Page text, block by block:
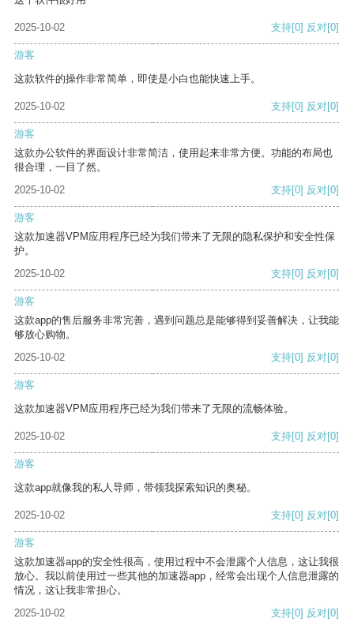
2025-10-02 支持[0] 反对[0]
游客
这款软件的操作非常简单，即使是小白也能快速上手。
2025-10-02 支持[0] 反对[0]
游客
这款办公软件的界面设计非常简洁，使用起来非常方便。功能的布局也
很合理，一目了然。
2025-10-02
支持[0] 反对[0]
游客
这款加速器VPM应用程序已经为我们带来了无限的隐私保护和安全性保
护。
2025-10-02
支持[0] 反对[0]
游客
这款app的售后服务非常完善，遇到问题总是能够得到妥善解决，让我能
够放心购物。
2025-10-02
支持[0] 反对[0]
游客
这款加速器VPM应用程序已经为我们带来了无限的流畅体验。
2025-10-02 支持[0] 反对[0]
游客
这款app就像我的私人导师，带领我探索知识的奥秘。
2025-10-02 支持[0] 反对[0]
游客
这款加速器app的安全性很高，使用过程中不会泄露个人信息，这让我很
放心。我以前使用过一些其他的加速器app，经常会出现个人信息泄露的
情况，这让我非常担心。
2025-10-02
支持[0] 反对[0]